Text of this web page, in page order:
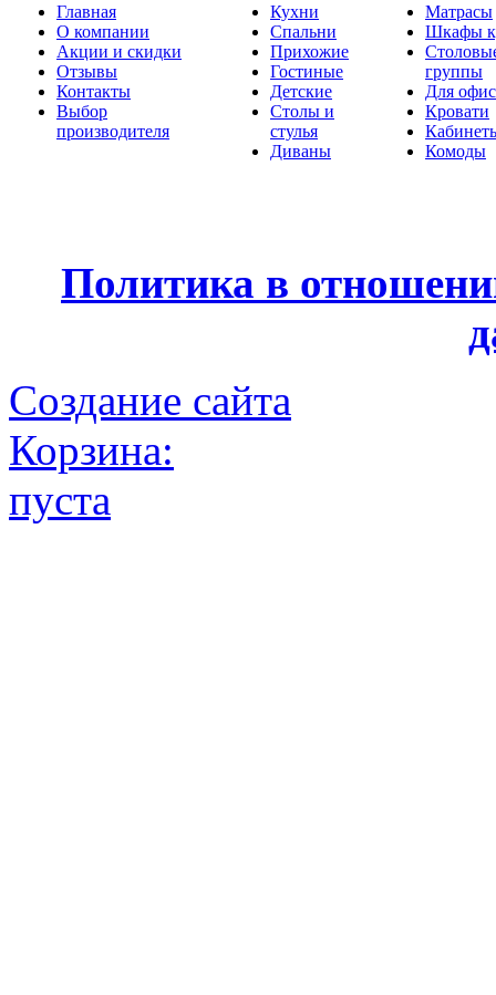
Главная
О компании
Акции и скидки
Отзывы
Контакты
Выбор
производителя
Кухни
Спальни
Прихожие
Гостиные
Детские
Столы и
стулья
Диваны
Матрасы
Шкафы
группы
Для
Кровати
Комоды
Политика в
Создание сайта
Корзина:
пуста